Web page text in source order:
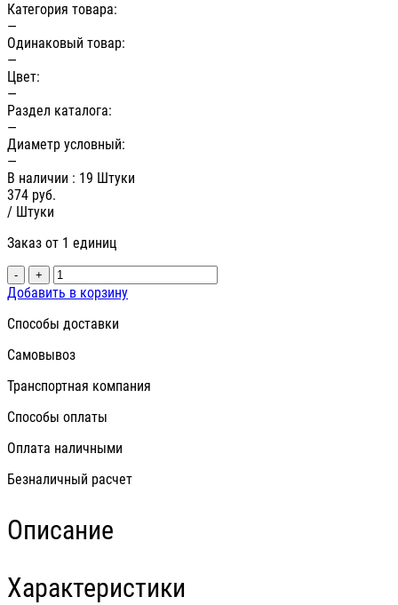
Категория товара:
—
Одинаковый товар:
—
Цвет:
—
Раздел каталога:
—
Диаметр условный:
—
В наличии : 19 Штуки
374 руб.
/ Штуки
Заказ от 1 единиц
- +
Добавить в корзину
Способы доставки
Самовывоз
Транспортная компания
Способы оплаты
Оплата наличными
Безналичный расчет
Описание
Характеристики